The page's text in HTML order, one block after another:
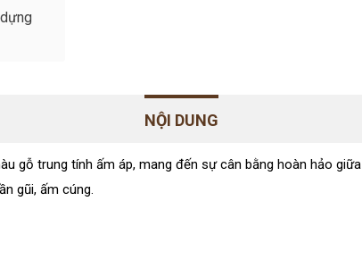
NỘI DUNG
gỗ trung tính ấm áp, mang đến sự cân bằng hoàn hảo
gũi, ấm cúng.